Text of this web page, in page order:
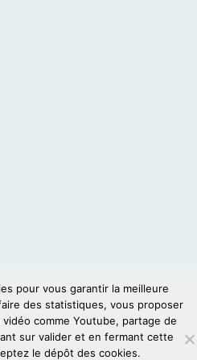
pour vous garantir la meilleure
des statistiques, vous proposer
comme Youtube, partage de
sur valider et en fermant cette
le dépôt des cookies.